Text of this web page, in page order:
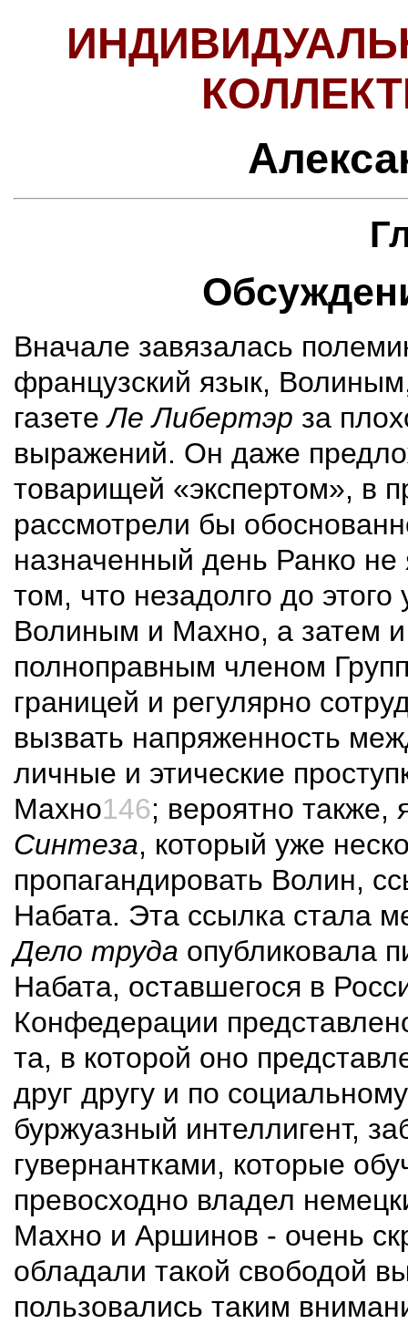
Вначале завязалась
французский язык,
газетеЛе Либертэр за
выражений. Он даже
товарищей «экспертом», в
рассмотрели бы
назначенный день Ранко не
том, что незадолго до
Волиным и Махно, а затем
полноправным членом
границей и регулярно
вызвать напряженность
личные и этические
Махно146; вероятно также,
Синтеза, который уже
пропагандировать Волин,
Набата. Эта ссылка стала
Дело труда опубликовала
Набата, оставшегося в
Конфедерации
та, в которой оно
друг другу и по
буржуазный интеллигент,
гувернантками, которые
превосходно владел
Махно и Аршинов - очень
обладали такой свободой
пользовались таким